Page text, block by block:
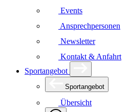
Events
Ansprechpersonen
Newsletter
Kontakt & Anfahrt
Sportangebot
Sportangebot
Übersicht